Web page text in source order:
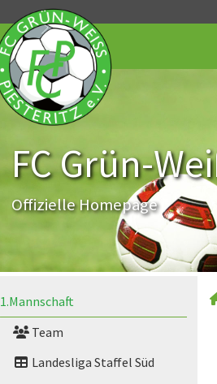
FC Grün-
Offizielle Homepage
1.Mannschaft
Team
Landesliga Staffel Süd